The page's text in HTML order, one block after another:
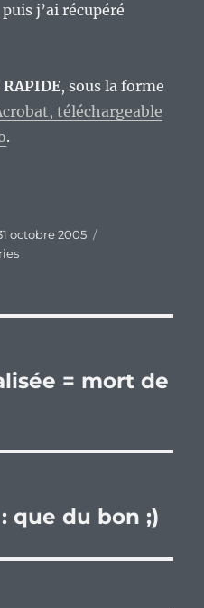
j’ai récupéré
RAPIDE, sous la forme
téléchargeable
.
octobre 2005
= mort de
: que du bon ;)